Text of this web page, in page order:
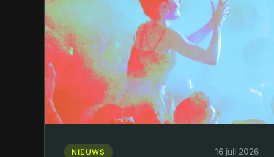
NIEUWS 16 juli 2026